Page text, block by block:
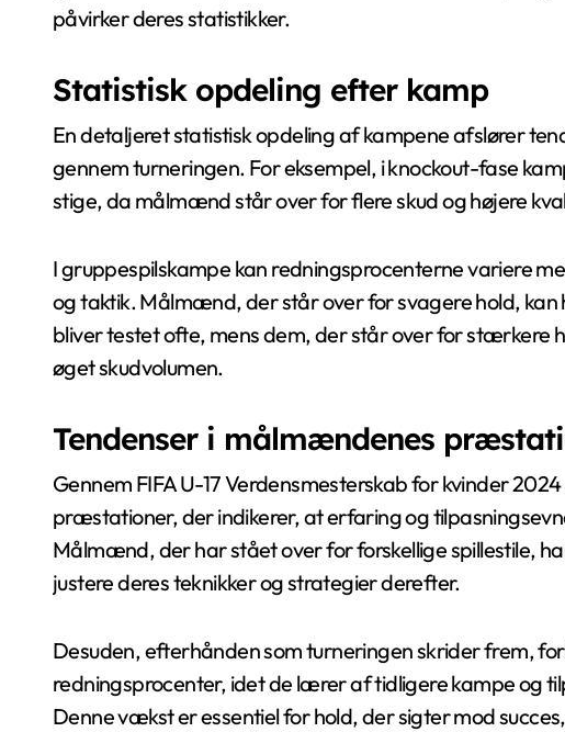
påvirker deres statistikker.
Statistisk opdeling efter kamp
En detaljeret statistisk opdeling af kampene afslører
gennem turneringen. For eksempel, i knockout-fase
stige, da målmænd står over for flere skud og højere
I gruppespilskampe kan redningsprocenterne variere
og taktik. Målmænd, der står over for svagere hold, kan
bliver testet ofte, mens dem, der står over for stærkere
øget skudvolumen.
Tendenser i målmændenes
Gennem FIFA U-17 Verdensmesterskab for kvinder
præstationer, der indikerer, at erfaring og
Målmænd, der har stået over for forskellige spillestile,
justere deres teknikker og strategier derefter.
Desuden, efterhånden som turneringen skrider frem,
redningsprocenter, idet de lærer af tidligere kampe og
Denne vækst er essentiel for hold, der sigter mod